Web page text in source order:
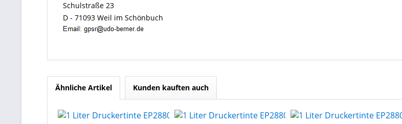
Schulstraße 23
D - 71093 Weil im Schönbuch
Ähnliche Artikel Kunden kauften auch